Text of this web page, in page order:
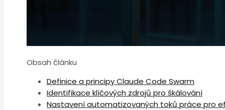
Obsah článku
Definice a principy Claude Code Swarm
Identifikace klíčových zdrojů⁣ pro škálování
Nastavení automatizovaných toků práce pro